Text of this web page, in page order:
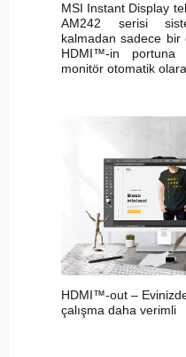
MSI Instant Display
AM242 serisi
kalmadan sadece bir
HDMI™-in portuna
monitör otomatik
HDMI™-out –
çalışma daha verimli